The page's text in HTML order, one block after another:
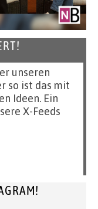
unseren
so ist das mit
Ideen. Ein
X-Feeds